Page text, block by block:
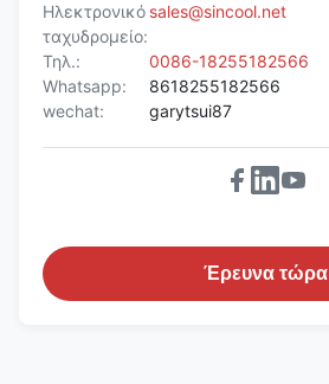
Ηλεκτρονικό
ταχυδρομείο:
sales@sincool.net
Τηλ.:
0086-18255182566
Whatsapp:
8618255182566
wechat:
garytsui87
Έρευνα τώρα